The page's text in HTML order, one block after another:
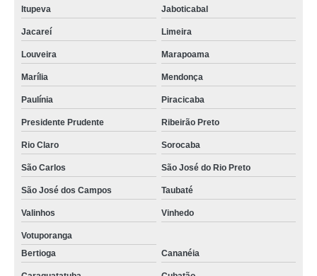
Itupeva Jaboticabal
Jacareí Limeira
Louveira Marapoama
Marília Mendonça
Paulínia Piracicaba
Presidente Prudente Ribeirão Preto
Rio Claro Sorocaba
São Carlos São José do Rio Preto
São José dos Campos Taubaté
Valinhos Vinhedo
Votuporanga
Bertioga
Cananéia